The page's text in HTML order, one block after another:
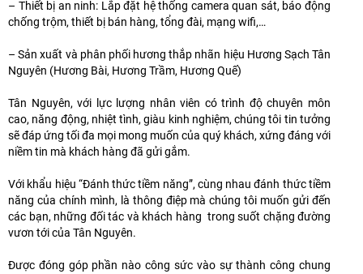
– Thiết bị an ninh: Lắp đặt hệ thống camera quan sát, báo động
chống trộm, thiết bị bán hàng, tổng đài, mạng wifi,…
– Sản xuất và phân phối hương thắp nhãn hiệu Hương Sạch Tân
Nguyên (Hương Bài, Hương Trầm, Hương Quế)
Tân Nguyên, với lực lượng nhân viên có trình độ chuyên môn
cao, năng động, nhiệt tình, giàu kinh nghiệm, chúng tôi tin tưởng
sẽ đáp ứng tối đa mọi mong muốn của quý khách, xứng đáng với
niềm tin mà khách hàng đã gửi gắm.
Với khẩu hiệu “Đánh thức tiềm năng”, cùng nhau đánh thức tiềm
năng của chính mình, là thông điệp mà chúng tôi muốn gửi đến
các bạn, những đối tác và khách hàng trong suốt chặng đường
vươn tới của Tân Nguyên.
Được đóng góp phần nào công sức vào sự thành công chung